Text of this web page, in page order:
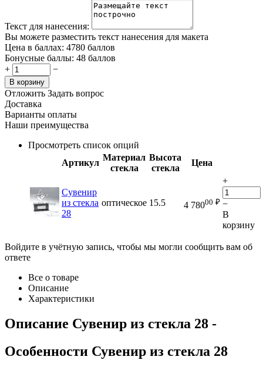
Текст для нанесения:
Вы можете разместить текст нанесения для макета
Цена в баллах: 4780 баллов
Бонусные баллы: 48 баллов
+
−
В корзину
Отложить Задать вопрос
Доставка
Варианты оплаты
Наши преимущества
Просмотреть список опций
Артикул
Материал
стекла
Высота
стекла
Цена
Сувенир
из стекла
28
оптическое 15.5 4 78000 ₽
+
−
В
корзину
Войдите в учётную запись, чтобы мы могли сообщить вам об
ответе
Все о товаре
Описание
Характеристики
Описание Сувенир из стекла 28 -
Особенности Сувенир из стекла 28